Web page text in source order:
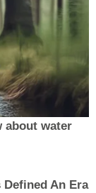
about water
Defined An Era